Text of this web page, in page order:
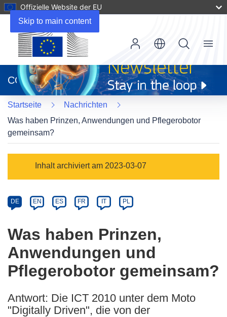
Skip to main content
Offizielle Website der EU
neuem
Fenster)
CORDIS
Menu
Startseite
Nachrichten
Was haben Prinzen, Anwendungen und Pflegerobotor
gemeinsam?
Category
Inhalt archiviert am 2023-03-07
Article
available
the
following
languages:
DE EN ES FR IT PL
Was haben Prinzen,
Anwendungen und
Pflegerobotor gemeinsam?
Antwort: Die ICT 2010 unter dem Moto
"Digitally Driven", die von der